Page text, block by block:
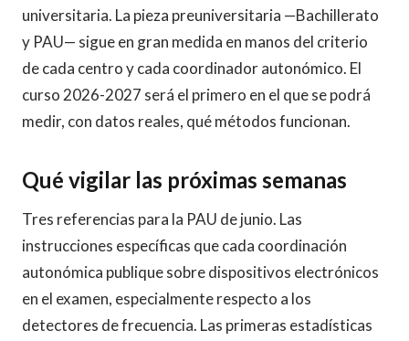
universitaria. La pieza preuniversitaria —Bachillerato
y PAU— sigue en gran medida en manos del criterio
de cada centro y cada coordinador autonómico. El
curso 2026-2027 será el primero en el que se podrá
medir, con datos reales, qué métodos funcionan.
Qué vigilar las próximas semanas
Tres referencias para la PAU de junio. Las
instrucciones específicas que cada coordinación
autonómica publique sobre dispositivos electrónicos
en el examen, especialmente respecto a los
detectores de frecuencia. Las primeras estadísticas